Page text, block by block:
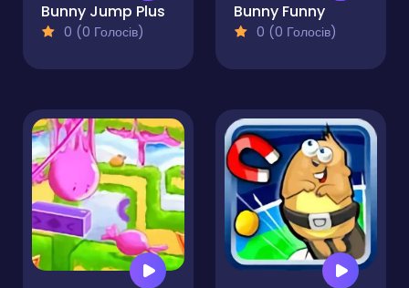
Bunny Jump Plus
0 (0 Голосів)
Bunny Funny
0 (0 Голосів)